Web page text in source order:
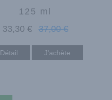
125 ml
33,30 € 37,00 €
Détail